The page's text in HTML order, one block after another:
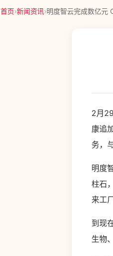
首页›新闻资讯›明度智云完成数亿元
2月
康追
务，
明度
柱石
来工
到现
生物